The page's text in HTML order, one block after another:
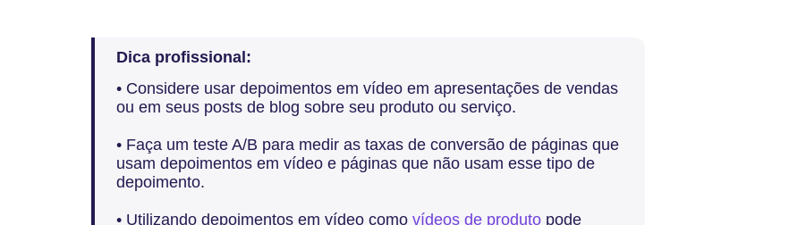
Dica profissional:
• Considere usar depoimentos em vídeo em apresentações de vendas
ou em seus posts de blog sobre seu produto ou serviço.
• Faça um teste A/B para medir as taxas de conversão de páginas que
usam depoimentos em vídeo e páginas que não usam esse tipo de
depoimento.
• Utilizando depoimentos em vídeo como vídeos de produto pode